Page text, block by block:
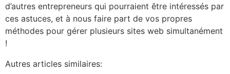
d’autres entrepreneurs qui pourraient être intéressés par
ces astuces, et à nous faire part de vos propres
méthodes pour gérer plusieurs sites web simultanément
!
Autres articles similaires: